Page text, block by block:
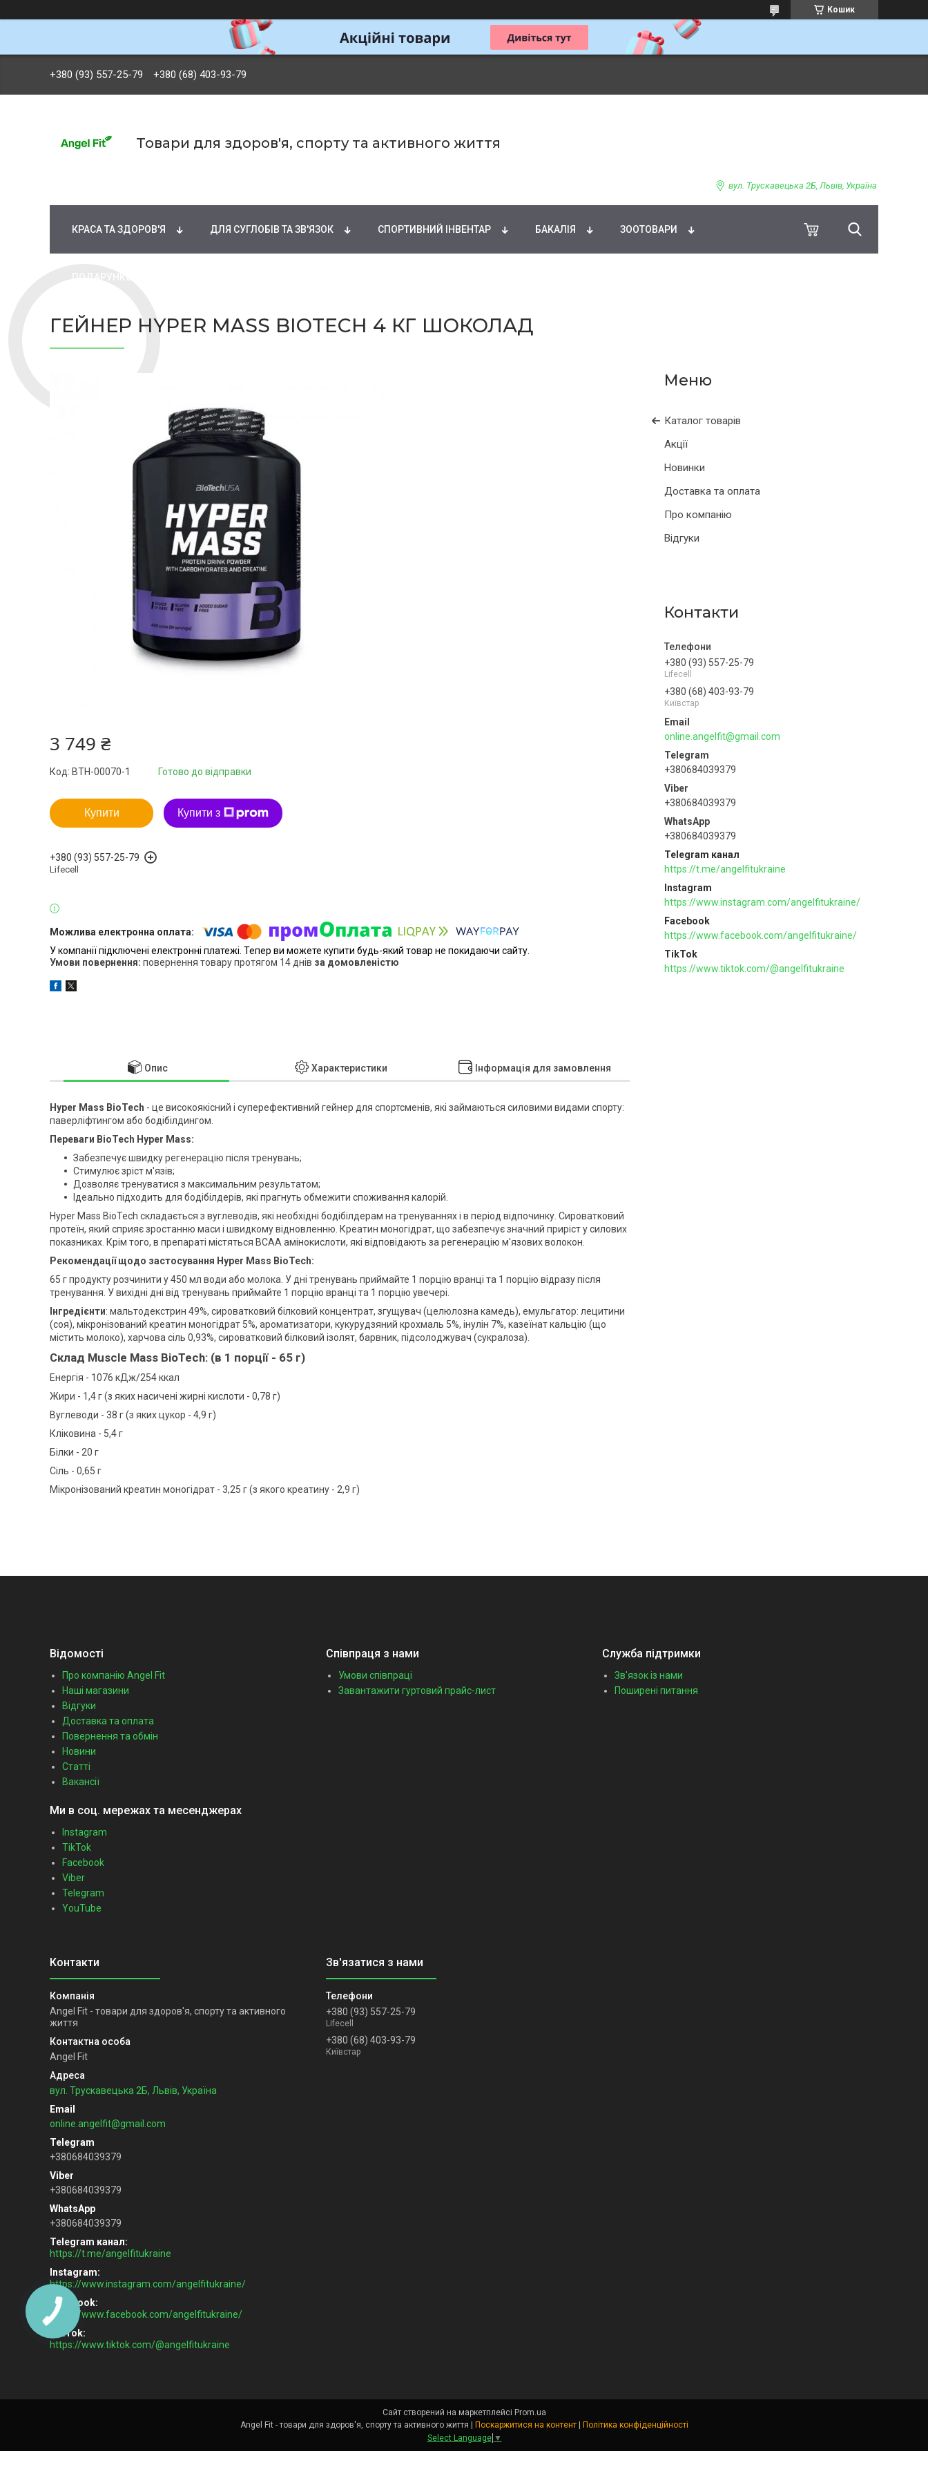
Кошик
+380 (93) 557-25-79 +380 (68) 403-93-79
Товари для здоров'я, спорту та активного життя
вул. Трускавецька 2Б, Львів, Україна
КРАСА ТА ЗДОРОВ'Я ДЛЯ СУГЛОБІВ ТА ЗВ'ЯЗОК СПОРТИВНИЙ ІНВЕНТАР БАКАЛІЯ ЗООТОВАРИ
ГЕЙНЕР HYPER MASS BIOTECH 4 КГ ШОКОЛАД
Каталог товарів
Акції
Новинки
Доставка та оплата
Про компанію
Відгуки
Контакти
+380 (93) 557-25-79
Lifecell
+380 (68) 403-93-79
Київстар
online.angelfit@gmail.com
+380684039379
+380684039379
+380684039379
Telegram канал
https://t.me/angelfitukraine
Instagram
https://www.instagram.com/angelfitukraine/
Facebook
https://www.facebook.com/angelfitukraine/
TikTok
https://www.tiktok.com/@angelfitukraine
3 749 ₴
Готово до відправки
Код: BTH-00070-1
Купити Купити з
+380 (93) 557-25-79
Lifecell
У компанії підключені електронні платежі. Тепер ви можете купити будь-який товар не покидаючи сайту.
повернення товару протягом 14 днів за домовленістю
Опис Характеристики Інформація для замовлення
Hyper Mass BioTech - це високоякісний і суперефективний гейнер для спортсменів, які займаються силовими видами спорту:
паверліфтингом або бодібілдингом.
Переваги BioTech Hyper Mass:
Забезпечує швидку регенерацію після тренувань;
Стимулює зріст м'язів;
Дозволяє тренуватися з максимальним результатом;
Ідеально підходить для бодібілдерів, які прагнуть обмежити споживання калорій.
Hyper Mass BioTech складається з вуглеводів, які необхідні бодібілдерам на тренуваннях і в період відпочинку. Сироватковий
протеїн, який сприяє зростанню маси і швидкому відновленню. Креатин моногідрат, що забезпечує значний приріст у силових
показниках. Крім того, в препараті містяться ВСАА амінокислоти, які відповідають за регенерацію м'язових волокон.
Рекомендації щодо застосування Hyper Mass BioTech:
65 г продукту розчинити у 450 мл води або молока. У дні тренувань приймайте 1 порцію вранці та 1 порцію відразу після
тренування. У вихідні дні від тренувань приймайте 1 порцію вранці та 1 порцію увечері.
Інгредієнти: мальтодекстрин 49%, сироватковий білковий концентрат, згущувач (целюлозна камедь), емульгатор: лецитини
(соя), мікронізований креатин моногідрат 5%, ароматизатори, кукурудзяний крохмаль 5%, інулін 7%, казеїнат кальцію (що
містить молоко), харчова сіль 0,93%, сироватковий білковий ізолят, барвник, підсолоджувач (сукралоза).
Склад Muscle Mass BioTech: (в 1 порції - 65 г)
Енергія - 1076 кДж/254 ккал
Жири - 1,4 г (з яких насичені жирні кислоти - 0,78 г)
Вуглеводи - 38 г (з яких цукор - 4,9 г)
Кліковина - 5,4 г
Білки - 20 г
Сіль - 0,65 г
Мікронізований креатин моногідрат - 3,25 г (з якого креатину - 2,9 г)
Відомості
Про компанію Angel Fit
Наші магазини
Відгуки
Доставка та оплата
Повернення та обмін
Новини
Статті
Вакансії
Співпраця з нами
Умови співпраці
Завантажити гуртовий прайс-лист
Служба підтримки
Зв'язок із нами
Поширені питання
Ми в соц. мережах та месенджерах
Instagram
TikTok
Facebook
Viber
Telegram
YouTube
Angel Fit - товари для здоров'я, спорту та активного
життя
Angel Fit
вул. Трускавецька 2Б, Львів, Україна
online.angelfit@gmail.com
+380684039379
+380684039379
+380684039379
Telegram канал
https://t.me/angelfitukraine
Instagram
https://www.instagram.com/angelfitukraine/
Facebook
https://www.facebook.com/angelfitukraine/
TikTok
https://www.tiktok.com/@angelfitukraine
+380 (93) 557-25-79
Lifecell
+380 (68) 403-93-79
Київстар
Сайт створений на маркетплейсі Prom.ua
Angel Fit - товари для здоров'я, спорту та активного життя | Поскаржитися на контент | Політика конфіденційності
Select Language ▼